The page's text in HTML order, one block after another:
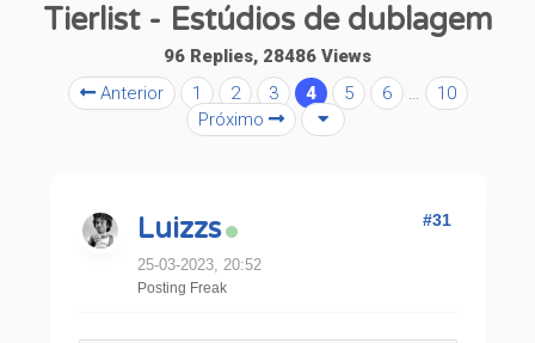
dublagem
Tierlist - Estúdios de dublagem
96 Replies, 28486 Views
Anterior
1 2 3 4 5 6 …
10
Próximo
Luizzs
25-03-2023, 20:52
Posting Freak
#31